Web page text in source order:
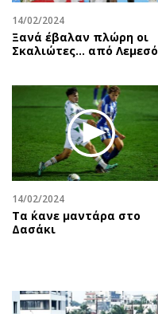
14/02/2024
Ξανά έβαλαν πλώρη οι
Σκαλιώτες… από Λεμεσό
14/02/2024
Τα ΄κανε μαντάρα στο
Δασάκι